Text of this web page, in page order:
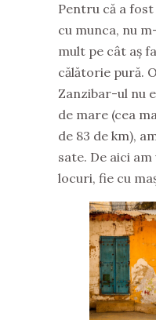
Pentru că a
cu munca, nu
mult pe cât aș
călătorie pură.
Zanzibar-ul nu
de mare (cea
de 83 de km),
sate. De aici
locuri, fie cu